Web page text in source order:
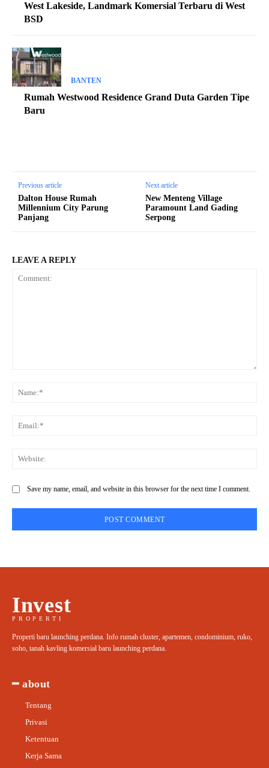
West Lakeside, Landmark Komersial Terbaru di West
BSD
BANTEN
Rumah Westwood Residence Grand Duta Garden Tipe
Baru
Previous article
Dalton House Rumah
Millennium City Parung
Panjang
Next article
New Menteng Village
Paramount Land Gading
Serpong
LEAVE A REPLY
Save my name, email, and website in this browser for the next time I comment.
Invest
PROPERTI
Properti baru launching perdana. Info rumah cluster, apartemen, condominium, ruko,
soho, tanah kavling komersial baru launching perdana.
━ about
Tentang
Privasi
Ketentuan
Kerja Sama